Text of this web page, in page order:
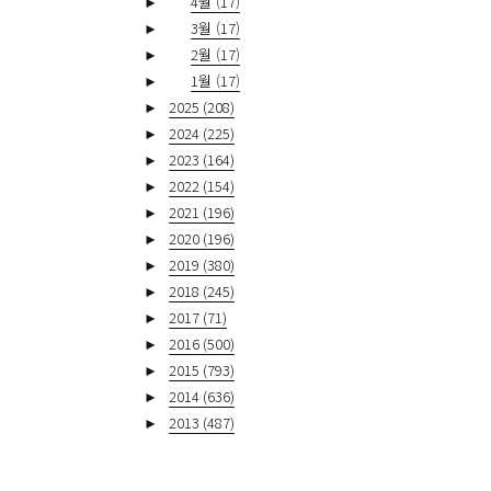
►
3월 (17)
►
2월 (17)
►
1월 (17)
►
2025 (208)
►
2024 (225)
►
2023 (164)
►
2022 (154)
►
2021 (196)
►
2020 (196)
►
2019 (380)
►
2018 (245)
►
2017 (71)
►
2016 (500)
►
2015 (793)
►
2014 (636)
►
2013 (487)